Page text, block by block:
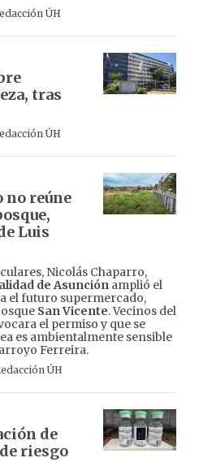
ÚH
tras
ÚH
no reúne
Luis
Nicolás Chaparro,
de Asunción amplió el
el futuro supermercado,
San Vicente. Vecinos del
el permiso y que se
es ambientalmente sensible
Ferreira.
ÚH
de
riesgo